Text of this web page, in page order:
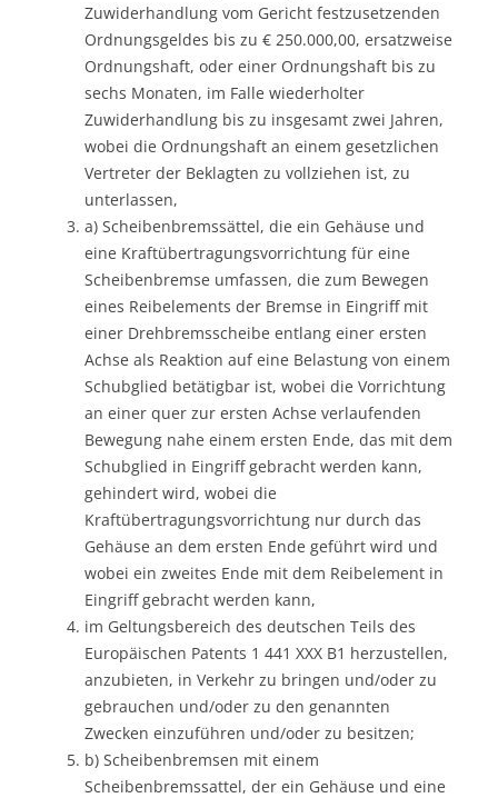
Zuwiderhandlung vom Gericht festzusetzenden
Ordnungsgeldes bis zu € 250.000,00, ersatzweise
Ordnungshaft, oder einer Ordnungshaft bis zu
sechs Monaten, im Falle wiederholter
Zuwiderhandlung bis zu insgesamt zwei Jahren,
wobei die Ordnungshaft an einem gesetzlichen
Vertreter der Beklagten zu vollziehen ist, zu
unterlassen,
a) Scheibenbremssättel, die ein Gehäuse und
eine Kraftübertragungsvorrichtung für eine
Scheibenbremse umfassen, die zum Bewegen
eines Reibelements der Bremse in Eingriff mit
einer Drehbremsscheibe entlang einer ersten
Achse als Reaktion auf eine Belastung von einem
Schubglied betätigbar ist, wobei die Vorrichtung
an einer quer zur ersten Achse verlaufenden
Bewegung nahe einem ersten Ende, das mit dem
Schubglied in Eingriff gebracht werden kann,
gehindert wird, wobei die
Kraftübertragungsvorrichtung nur durch das
Gehäuse an dem ersten Ende geführt wird und
wobei ein zweites Ende mit dem Reibelement in
Eingriff gebracht werden kann,
im Geltungsbereich des deutschen Teils des
Europäischen Patents 1 441 XXX B1 herzustellen,
anzubieten, in Verkehr zu bringen und/oder zu
gebrauchen und/oder zu den genannten
Zwecken einzuführen und/oder zu besitzen;
b) Scheibenbremsen mit einem
Scheibenbremssattel, der ein Gehäuse und eine